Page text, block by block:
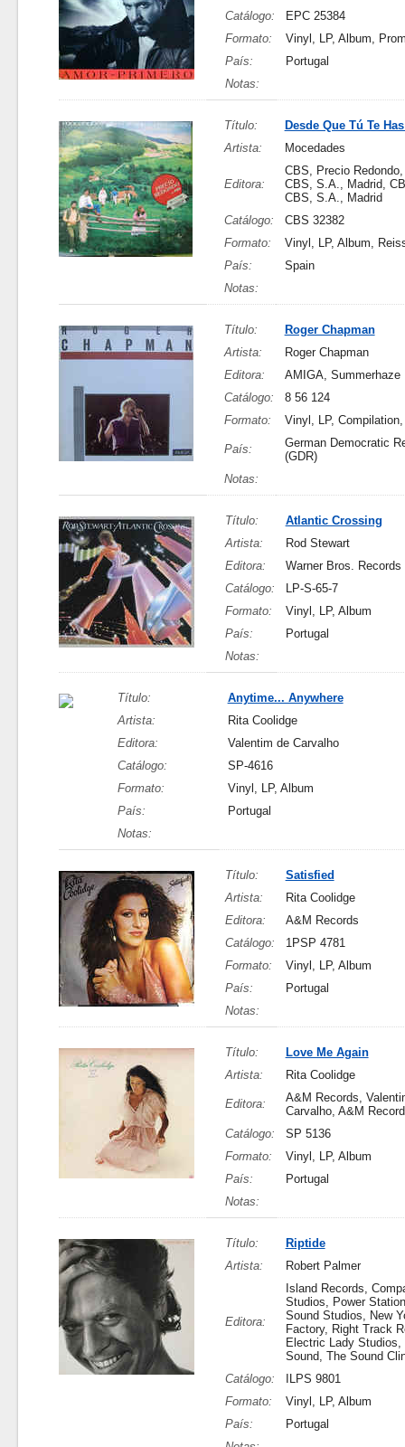
Catálogo:
EPC 25384
Formato:
Vinyl, LP, Album,
País:
Portugal
Notas:
Título:
Desde Que Tú Te
Artista:
Mocedades
Editora:
CBS, Precio
CBS, S.A., Madrid,
CBS, S.A., Madrid
Catálogo:
CBS 32382
Formato:
Vinyl, LP, Album,
País:
Spain
Notas:
Título:
Roger Chapman
Artista:
Roger Chapman
Editora:
AMIGA, Summerhaze
Catálogo:
8 56 124
Formato:
Vinyl, LP,
País:
German Democratic
(GDR)
Notas:
Título:
Atlantic Crossing
Artista:
Rod Stewart
Editora:
Warner Bros. Records
Catálogo:
LP-S-65-7
Formato:
Vinyl, LP, Album
País:
Portugal
Notas:
Título:
Anytime... Anywhere
Artista:
Rita Coolidge
Editora:
Valentim de Carvalho
Catálogo:
SP-4616
Formato:
Vinyl, LP, Album
País:
Portugal
Notas:
Título:
Satisfied
Artista:
Rita Coolidge
Editora:
A&M Records
Catálogo:
1PSP 4781
Formato:
Vinyl, LP, Album
País:
Portugal
Notas:
Título:
Love Me Again
Artista:
Rita Coolidge
Editora:
A&M Records,
Carvalho, A&M
Catálogo:
SP 5136
Formato:
Vinyl, LP, Album
País:
Portugal
Notas:
Título:
Riptide
Artista:
Robert Palmer
Editora:
Island Records,
Studios, Power
Sound Studios, New
Factory, Right Track
Electric Lady Studios,
Sound, The Sound
Catálogo:
ILPS 9801
Formato:
Vinyl, LP, Album
País:
Portugal